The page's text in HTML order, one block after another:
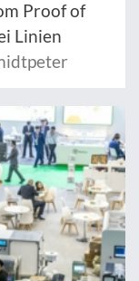
Proof of
Linien